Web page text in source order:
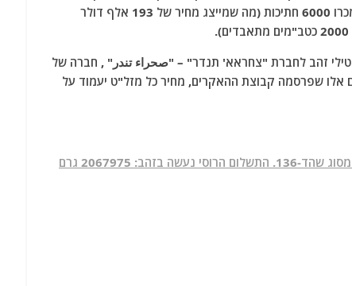
הסכם ברמה של 12 מיליון רובל לכל מל"ט מתאבד בתנאי שימכרו 6000 חתיכות (מה שמייצג מחיר של 193 אלף דולר
זהב לחברת "צחראא' תנדר" – "صحراء تندر" , חברה של
שפרסמה קבוצת ההאקרים, מחיר כל מזל"ט יעמוד על
להלן חוזה תשלום בין רוסיה לאיראן על קניית 6000 כטבמי"ם מסוג שהד-136. התשלום הרוסי נעשה בזהב: 2067975 גרם